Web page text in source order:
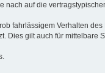
auf die
fahrlässigem Verhalten
Dies gilt auch für mittelbare